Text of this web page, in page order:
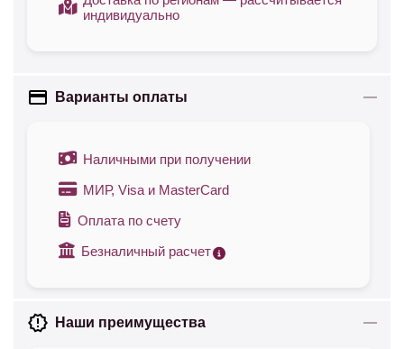
индивидуально
Варианты оплаты
Наличными при получении
МИР, Visa и MasterCard
Оплата по счету
Безналичный расчет
Наши преимущества